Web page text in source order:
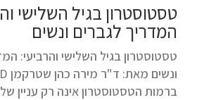
טסטוסטרון בגיל השלישי
המדריך לגברים ונשים
טסטוסטרון בגיל השלישי והרביעי:
ברמות הטסטוסטרון אינה רק עניין